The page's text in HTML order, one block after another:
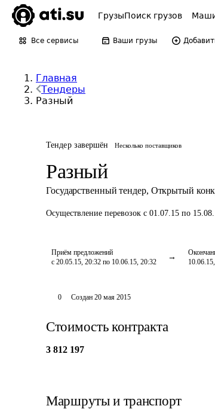
ГрузыПоиск грузов
Все сервисы Ваши грузы
Главная
Тендеры
Разный
Тендер завершён Несколько поставщиков
Разный
Государственный тендер, Открытый
Осуществление перевозок с 01.07.15 по
Приём предложений
с 20.05.15, 20:32 по 10.06.15, 20:32
0 Создан 20 мая 2015
Стоимость контракта
3 812 197
Маршруты и транспорт